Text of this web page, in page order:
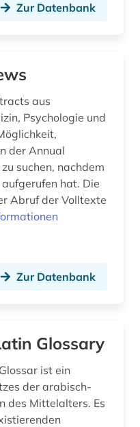
gebrauchsmusteranmeldung (1)
(1)
geschichte &lt;1731-1869&gt; (1)
Zur Datenbank
aus
Psychologie und
der Annual
suchen, nachdem
hat. Die
Abruf der Volltexte
Zur Datenbank
Glossary
ist ein
der arabisch-
des Mittelalters. Es